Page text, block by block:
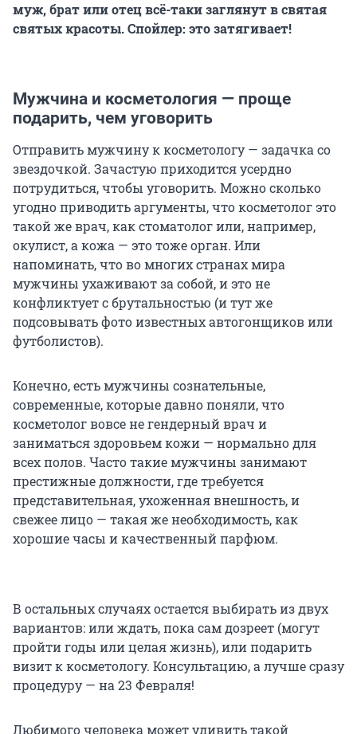
муж, брат или отец всё-таки заглянут в святая
святых красоты. Спойлер: это затягивает!
Мужчина и косметология — проще
подарить, чем уговорить
Отправить мужчину к косметологу — задачка со
звездочкой. Зачастую приходится усердно
потрудиться, чтобы уговорить. Можно сколько
угодно приводить аргументы, что косметолог это
такой же врач, как стоматолог или, например,
окулист, а кожа — это тоже орган. Или
напоминать, что во многих странах мира
мужчины ухаживают за собой, и это не
конфликтует с брутальностью (и тут же
подсовывать фото известных автогонщиков или
футболистов).
Конечно, есть мужчины сознательные,
современные, которые давно поняли, что
косметолог вовсе не гендерный врач и
заниматься здоровьем кожи — нормально для
всех полов. Часто такие мужчины занимают
престижные должности, где требуется
представительная, ухоженная внешность, и
свежее лицо — такая же необходимость, как
хорошие часы и качественный парфюм.
В остальных случаях остается выбирать из двух
вариантов: или ждать, пока сам дозреет (могут
пройти годы или целая жизнь), или подарить
визит к косметологу. Консультацию, а лучше сразу
процедуру — на 23 Февраля!
Любимого человека может удивить такой